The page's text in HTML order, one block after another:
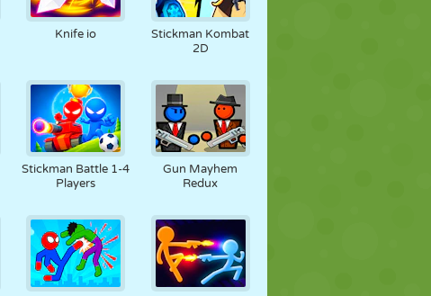
VOL NOURRITURE AMUSANT
PIXEL ART PLATEFORME PISCINE
FOOT ESPACE STICKMAN
GUERRE
Knife io
Stickman Kombat
2D
Stickman Battle 1-4
Players
Gun Mayhem
Redux